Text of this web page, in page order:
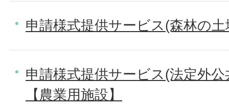
申請様式提供サービス(森林の
申請様式提供サービス(法定外
【農業用施設】